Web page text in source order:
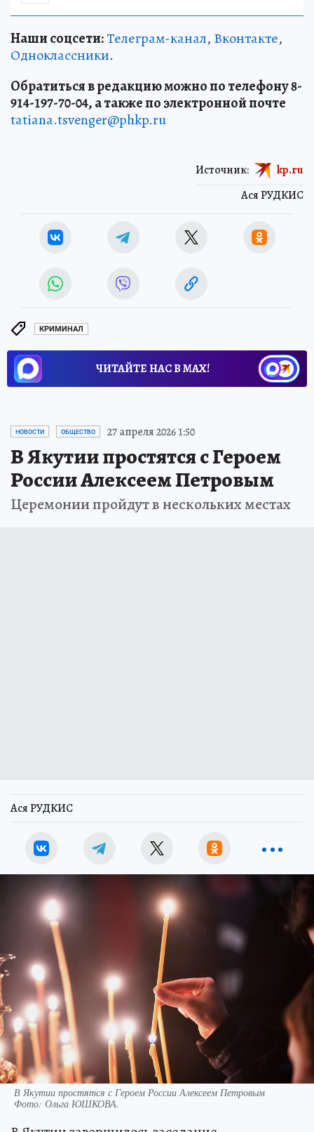
Наши соцсети:Телеграм-канал, Вконтакте,
Одноклассники.
Обратиться в редакцию можно по телефону 8-
914-197-70-04, а также по электронной почте
tatiana.tsvenger@phkp.ru
Ася РУДКИС
Источник: kp.ru
КРИМИНАЛ
ЧИТАЙТЕ НАС В МАХ!
НОВОСТИ ОБЩЕСТВО 27 апреля 2026 1:50
В Якутии простятся с Героем
России Алексеем Петровым
Церемонии пройдут в нескольких местах
Ася РУДКИС
В Якутии простятся с Героем России Алексеем Петровым
Фото: Ольга ЮШКОВА.